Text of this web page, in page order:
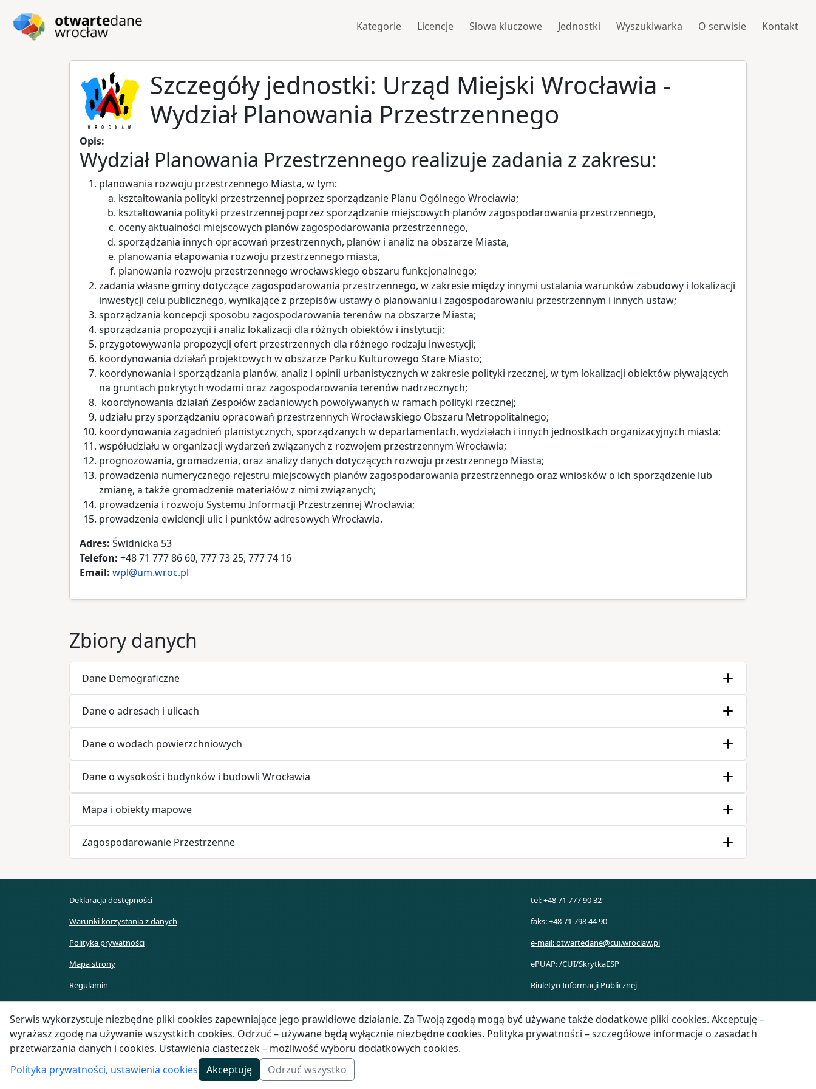
Przejdź do stopki
Kategorie Licencje Słowa kluczowe Jednostki Wyszukiwarka O serwisie Kontakt
Szczegóły jednostki: Urząd Miejski Wrocławia -
Wydział Planowania Przestrzennego
Opis:
Wydział Planowania Przestrzennego realizuje zadania z zakresu:
planowania rozwoju przestrzennego Miasta, w tym:
kształtowania polityki przestrzennej poprzez sporządzanie Planu Ogólnego Wrocławia;
kształtowania polityki przestrzennej poprzez sporządzanie miejscowych planów zagospodarowania przestrzennego,
oceny aktualności miejscowych planów zagospodarowania przestrzennego,
sporządzania innych opracowań przestrzennych, planów i analiz na obszarze Miasta,
planowania etapowania rozwoju przestrzennego miasta,
planowania rozwoju przestrzennego wrocławskiego obszaru funkcjonalnego;
zadania własne gminy dotyczące zagospodarowania przestrzennego, w zakresie między innymi ustalania warunków zabudowy i lokalizacji
inwestycji celu publicznego, wynikające z przepisów ustawy o planowaniu i zagospodarowaniu przestrzennym i innych ustaw;
sporządzania koncepcji sposobu zagospodarowania terenów na obszarze Miasta;
sporządzania propozycji i analiz lokalizacji dla różnych obiektów i instytucji;
przygotowywania propozycji ofert przestrzennych dla różnego rodzaju inwestycji;
koordynowania działań projektowych w obszarze Parku Kulturowego Stare Miasto;
koordynowania i sporządzania planów, analiz i opinii urbanistycznych w zakresie polityki rzecznej, w tym lokalizacji obiektów pływających
na gruntach pokrytych wodami oraz zagospodarowania terenów nadrzecznych;
koordynowania działań Zespołów zadaniowych powoływanych w ramach polityki rzecznej;
udziału przy sporządzaniu opracowań przestrzennych Wrocławskiego Obszaru Metropolitalnego;
koordynowania zagadnień planistycznych, sporządzanych w departamentach, wydziałach i innych jednostkach organizacyjnych miasta;
współudziału w organizacji wydarzeń związanych z rozwojem przestrzennym Wrocławia;
prognozowania, gromadzenia, oraz analizy danych dotyczących rozwoju przestrzennego Miasta;
prowadzenia numerycznego rejestru miejscowych planów zagospodarowania przestrzennego oraz wniosków o ich sporządzenie lub
zmianę, a także gromadzenie materiałów z nimi związanych;
prowadzenia i rozwoju Systemu Informacji Przestrzennej Wrocławia;
prowadzenia ewidencji ulic i punktów adresowych Wrocławia.
Adres: Świdnicka 53
Telefon: +48 71 777 86 60, 777 73 25, 777 74 16
Email: wpl@um.wroc.pl
Zbiory danych
Dane Demograficzne
Dane o adresach i ulicach
Dane o wodach powierzchniowych
Dane o wysokości budynków i budowli Wrocławia
Mapa i obiekty mapowe
Zagospodarowanie Przestrzenne
Deklaracja dostępności
Warunki korzystania z danych
Polityka prywatności
Mapa strony
Regulamin
tel: +48 71 777 90 32
faks: +48 71 798 44 90
e-mail: otwartedane@cui.wroclaw.pl
ePUAP: /CUI/SkrytkaESP
Biuletyn Informacji Publicznej
© 2026 Centrum Usług Informatycznych we Wrocławiu
Serwis wykorzystuje niezbędne pliki cookies zapewniające jego prawidłowe działanie. Za Twoją zgodą mogą być używane także dodatkowe pliki cookies. Akceptuję –
wyrażasz zgodę na używanie wszystkich cookies. Odrzuć – używane będą wyłącznie niezbędne cookies. Polityka prywatności – szczegółowe informacje o zasadach
przetwarzania danych i cookies. Ustawienia ciasteczek – możliwość wyboru dodatkowych cookies.
Polityka prywatności, ustawienia cookies
Akceptuję Odrzuć wszystko